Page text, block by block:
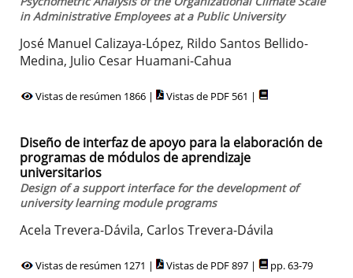
in Administrative Employees at a Public University
José Manuel Calizaya-López, Rildo Santos Bellido-
Medina, Julio Cesar Huamani-Cahua
Vistas de resúmen 1866 | Vistas de PDF 561 |
Diseño de interfaz de apoyo para la elaboración de
programas de módulos de aprendizaje
universitarios
Design of a support interface for the development of
university learning module programs
Acela Trevera-Dávila, Carlos Trevera-Dávila
Vistas de resúmen 1271 | Vistas de PDF 897 | pp. 63-79